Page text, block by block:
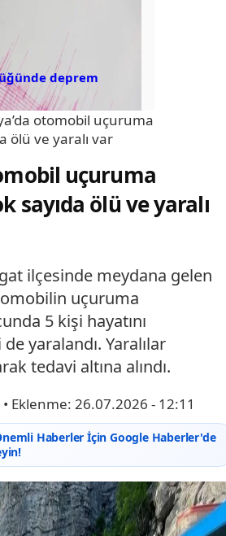
deprem
otomobil uçuruma
ölü ve yaralı var
uçuruma
sayıda ölü ve yaralı
ilçesinde meydana gelen
uçuruma
5 kişi hayatını
yaralandı. Yaralılar
tedavi altına alındı.
• Eklenme: 26.07.2026 - 12:11
Haberler İçin Google Haberler'de